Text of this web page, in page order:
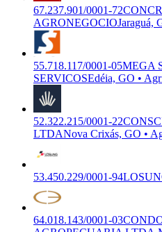
67.237.901/0001-72
AGRONEGOCIOJaraguá,
55.718.117/0001-05MEGA
SERVICOSEdéia, GO •
52.322.215/0001-22
LTDANova Crixás, GO •
53.450.229/0001-94
64.018.143/0001-03